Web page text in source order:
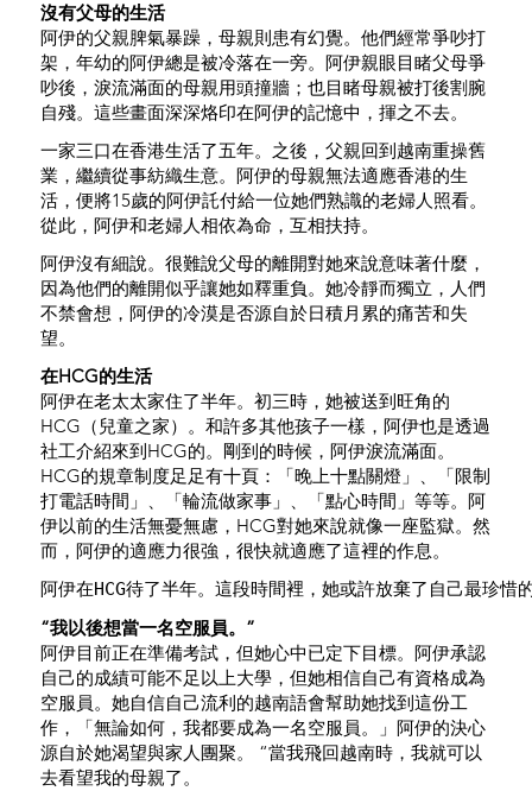
沒有父母的生活
阿伊的父親脾氣暴躁，母親則患有幻覺。他們經常爭吵打
架，年幼的阿伊總是被冷落在一旁。阿伊親眼目睹父母爭
吵後，淚流滿面的母親用頭撞牆；也目睹母親被打後割腕
自殘。這些畫面深深烙印在阿伊的記憶中，揮之不去。
一家三口在香港生活了五年。之後，父親回到越南重操舊
業，繼續從事紡織生意。阿伊的母親無法適應香港的生
活，便將15歲的阿伊託付給一位她們熟識的老婦人照看。
從此，阿伊和老婦人相依為命，互相扶持。
阿伊沒有細說。很難說父母的離開對她來說意味著什麼，
因為他們的離開似乎讓她如釋重負。她冷靜而獨立，人們
不禁會想，阿伊的冷漠是否源自於日積月累的痛苦和失
望。
在HCG的生活
阿伊在老太太家住了半年。初三時，她被送到旺角的
HCG（兒童之家）。和許多其他孩子一樣，阿伊也是透過
社工介紹來到HCG的。剛到的時候，阿伊淚流滿面。
HCG的規章制度足足有十頁：「晚上十點關燈」、「限制
打電話時間」、「輪流做家事」、「點心時間」等等。阿
伊以前的生活無憂無慮，HCG對她來說就像一座監獄。然
而，阿伊的適應力很強，很快就適應了這裡的作息。
阿伊在HCG待了半年。這段時間裡，她或許放棄了自己最珍
“我以後想當一名空服員。”
阿伊目前正在準備考試，但她心中已定下目標。阿伊承認
自己的成績可能不足以上大學，但她相信自己有資格成為
空服員。她自信自己流利的越南語會幫助她找到這份工
作，「無論如何，我都要成為一名空服員。」阿伊的決心
源自於她渴望與家人團聚。 “當我飛回越南時，我就可以
去看望我的母親了。